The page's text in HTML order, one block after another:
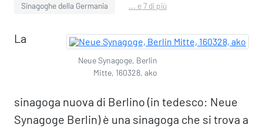
Sinagoghe della Germania ... e 7 di più
Neue Synagoge, Berlin
Mitte, 160328, ako
La
sinagoga nuova di Berlino (in tedesco: Neue
Synagoge Berlin) è una sinagoga che si trova a